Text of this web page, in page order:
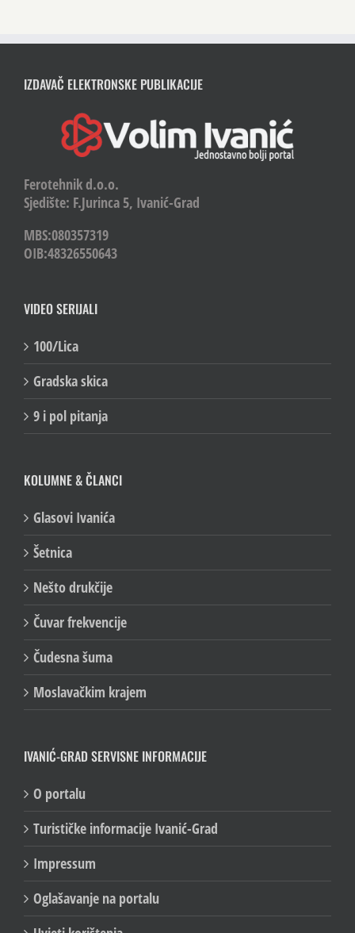
IZDAVAČ ELEKTRONSKE PUBLIKACIJE
Ferotehnik d.o.o.
Sjedište: F.Jurinca 5, Ivanić-Grad
MBS:080357319
OIB:48326550643
VIDEO SERIJALI
100/Lica
Gradska skica
9 i pol pitanja
KOLUMNE & ČLANCI
Glasovi Ivanića
Šetnica
Nešto drukčije
Čuvar frekvencije
Čudesna šuma
Moslavačkim krajem
IVANIĆ-GRAD SERVISNE INFORMACIJE
O portalu
Turističke informacije Ivanić-Grad
Impressum
Oglašavanje na portalu